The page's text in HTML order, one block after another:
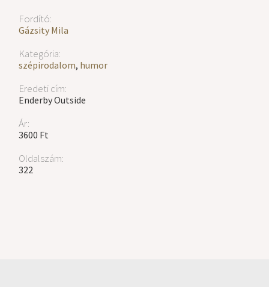
Fordító:
Gázsity Mila
Kategória:
szépirodalom, humor
Eredeti cím:
Enderby Outside
Ár:
3600 Ft
Oldalszám:
322